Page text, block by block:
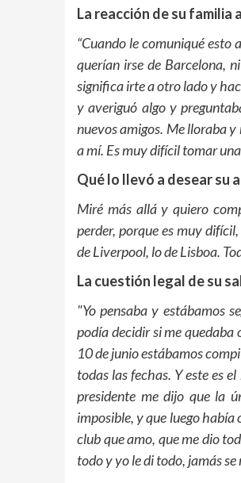
La reacción de su familia
“Cuando le comuniqué
querían irse de Barcelona,
significa irte a otro lado y
y averiguó algo y
nuevos amigos. Me lloraba
a mí. Es muy difícil tomar una
Qué lo llevó a desear su
Miré más allá y quiero
perder, porque es muy
de Liverpool, lo de Lisboa.
La cuestión legal de su
"Yo pensaba y estábamos
podía decidir si me quedaba
10 de junio estábamos
todas las fechas. Y este es
presidente me dijo que la
imposible, y que luego había
club que amo, que me dio
todo y yo le di todo, jamás